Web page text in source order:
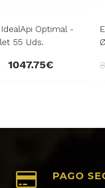
Optimal -
55 Uds.
1047.75
PAGO